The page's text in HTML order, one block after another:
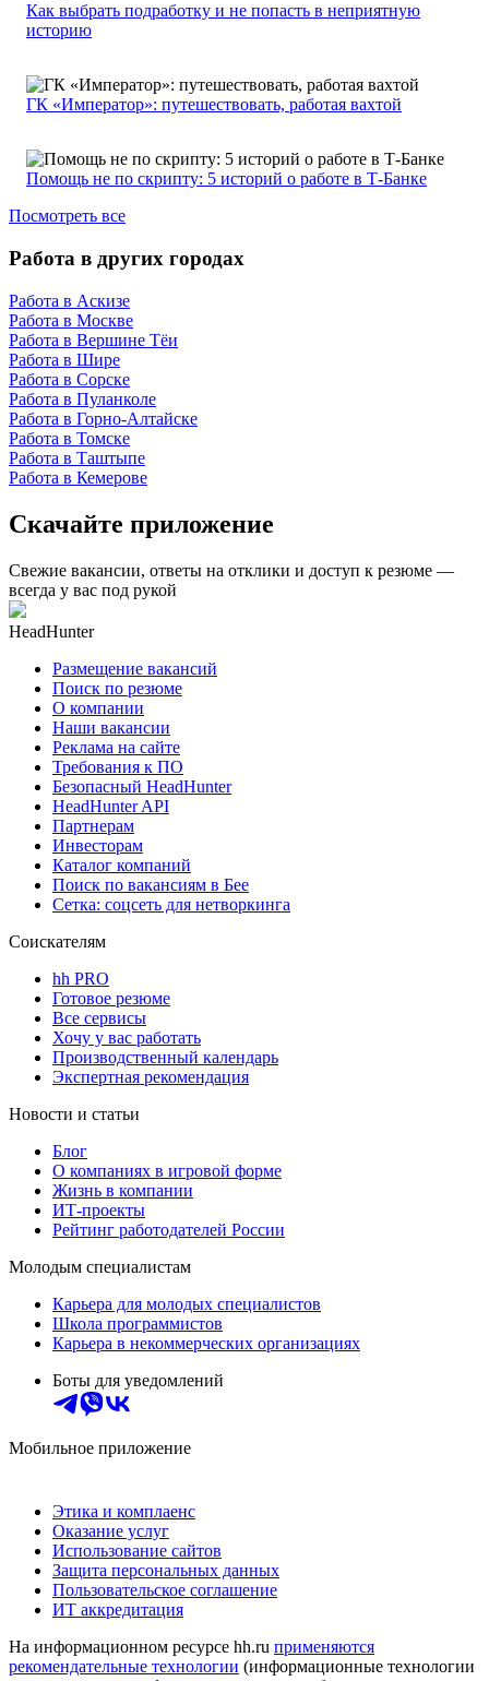
Как выбрать подработку и не попасть в неприятную
историю
ГК «Император»: путешествовать, работая вахтой
Помощь не по скрипту: 5 историй о работе в Т-Банке
Посмотреть все
Работа в других городах
Работа в Аскизе
Работа в Москве
Работа в Вершине Тёи
Работа в Шире
Работа в Сорске
Работа в Пуланколе
Работа в Горно-Алтайске
Работа в Томске
Работа в Таштыпе
Работа в Кемерове
Скачайте приложение
Свежие вакансии, ответы на отклики и доступ к резюме —
всегда у вас под рукой
HeadHunter
Размещение вакансий
Поиск по резюме
О компании
Наши вакансии
Реклама на сайте
Требования к ПО
Безопасный HeadHunter
HeadHunter API
Партнерам
Инвесторам
Каталог компаний
Поиск по вакансиям в Бее
Сетка: соцсеть для нетворкинга
Соискателям
hh PRO
Готовое резюме
Все сервисы
Хочу у вас работать
Производственный календарь
Экспертная рекомендация
Новости и статьи
Блог
О компаниях в игровой форме
Жизнь в компании
ИТ-проекты
Рейтинг работодателей России
Молодым специалистам
Карьера для молодых специалистов
Школа программистов
Карьера в некоммерческих организациях
Боты для уведомлений
Мобильное приложение
Этика и комплаенс
Оказание услуг
Использование сайтов
Защита персональных данных
Пользовательское соглашение
ИТ аккредитация
На информационном ресурсе hh.ru применяются
рекомендательные технологии (информационные технологии